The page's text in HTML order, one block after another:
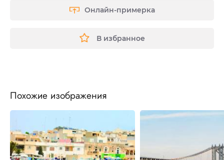
Онлайн-примерка
В избранное
Похожие изображения